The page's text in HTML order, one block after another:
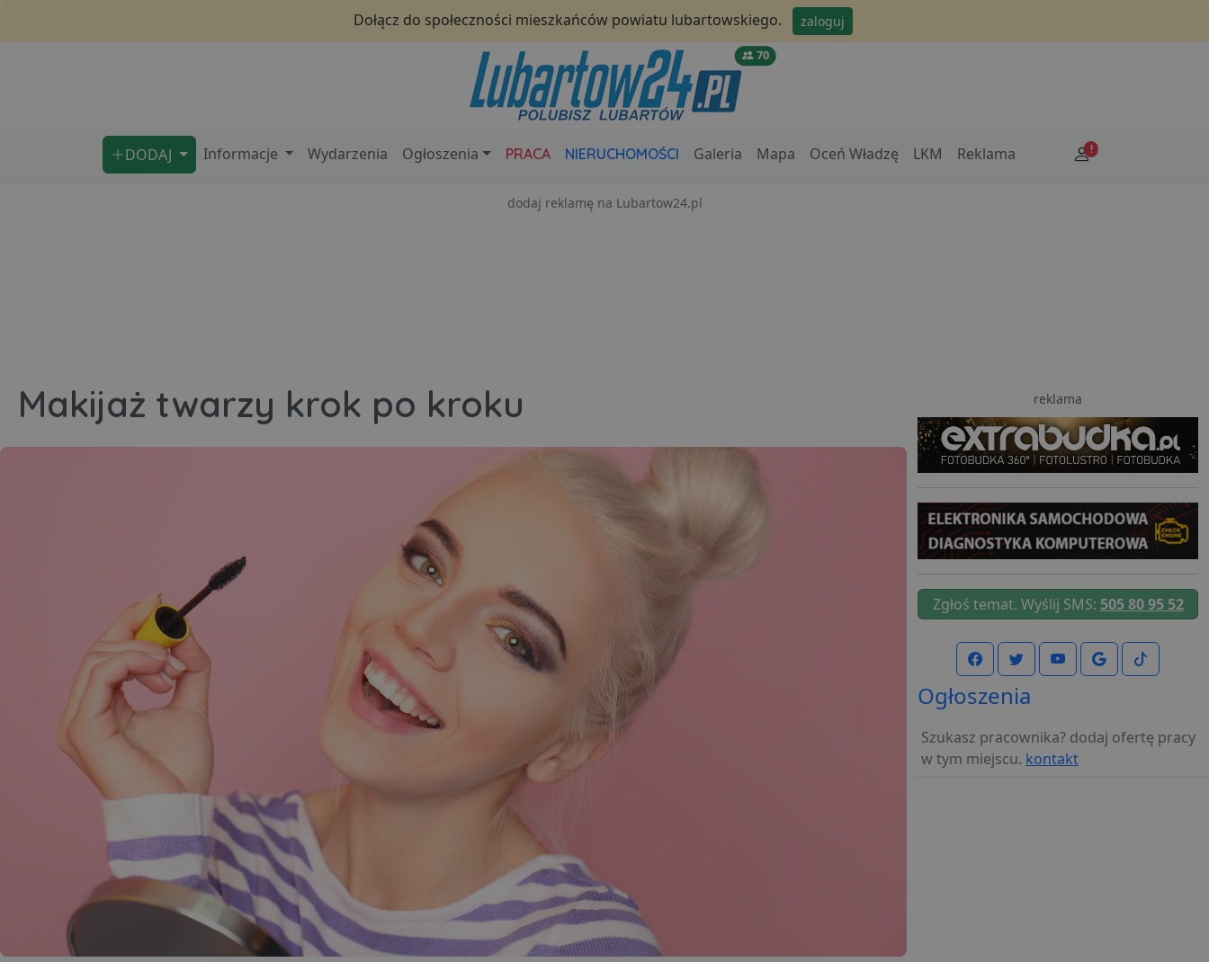
Dołącz do społeczności mieszkańców powiatu lubartowskiego. zaloguj
70
DODAJ Informacje Wydarzenia Ogłoszenia PRACA NIERUCHOMOŚCI Galeria Mapa Oceń Władzę LKM Reklama !
dodaj reklamę na Lubartow24.pl
Makijaż twarzy krok po kroku reklama
Zgłoś temat. Wyślij SMS: 505 80 95 52
Ogłoszenia
Szukasz pracownika? dodaj ofertę pracy
w tym miejscu. kontakt